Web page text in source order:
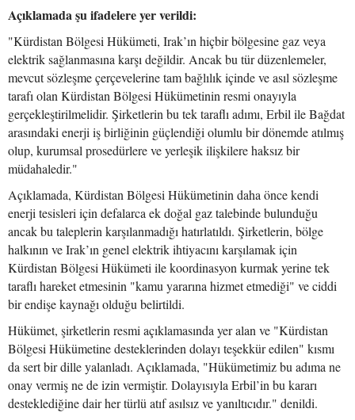
Açıklamada şu ifadelere yer verildi:
"Kürdistan Bölgesi Hükümeti, Irak’ın hiçbir bölgesine gaz veya
elektrik sağlanmasına karşı değildir. Ancak bu tür düzenlemeler,
mevcut sözleşme çerçevelerine tam bağlılık içinde ve asıl sözleşme
tarafı olan Kürdistan Bölgesi Hükümetinin resmi onayıyla
gerçekleştirilmelidir. Şirketlerin bu tek taraflı adımı, Erbil ile Bağdat
arasındaki enerji iş birliğinin güçlendiği olumlu bir dönemde atılmış
olup, kurumsal prosedürlere ve yerleşik ilişkilere haksız bir
müdahaledir."
Açıklamada, Kürdistan Bölgesi Hükümetinin daha önce kendi
enerji tesisleri için defalarca ek doğal gaz talebinde bulunduğu
ancak bu taleplerin karşılanmadığı hatırlatıldı. Şirketlerin, bölge
halkının ve Irak’ın genel elektrik ihtiyacını karşılamak için
Kürdistan Bölgesi Hükümeti ile koordinasyon kurmak yerine tek
taraflı hareket etmesinin "kamu yararına hizmet etmediği" ve ciddi
bir endişe kaynağı olduğu belirtildi.
Hükümet, şirketlerin resmi açıklamasında yer alan ve "Kürdistan
Bölgesi Hükümetine desteklerinden dolayı teşekkür edilen" kısmı
da sert bir dille yalanladı. Açıklamada, "Hükümetimiz bu adıma ne
onay vermiş ne de izin vermiştir. Dolayısıyla Erbil’in bu kararı
desteklediğine dair her türlü atıf asılsız ve yanıltıcıdır." denildi.